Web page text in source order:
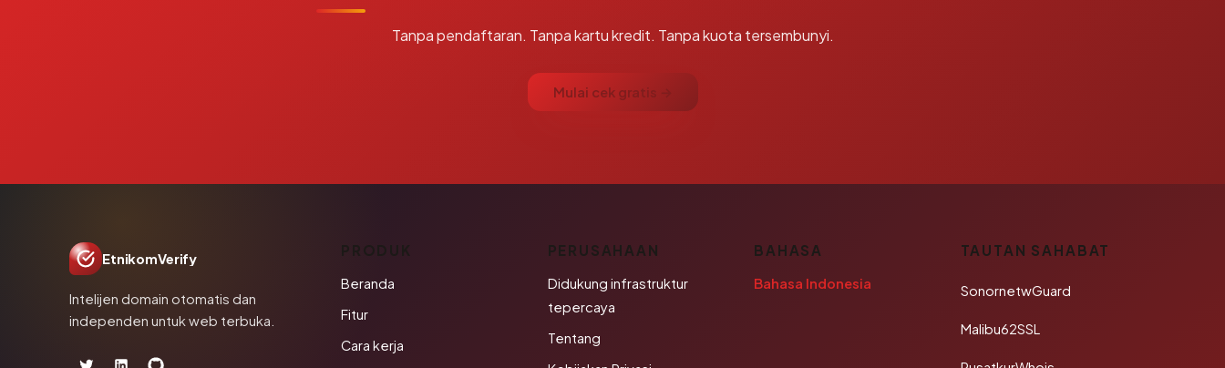
Tanpa pendaftaran. Tanpa kartu kredit. Tanpa kuota tersembunyi.
Mulai cek gratis →
EtnikomVerify
Intelijen domain otomatis dan
independen untuk web terbuka.
PRODUK
Beranda
Fitur
Cara kerja
PERUSAHAAN
Didukung infrastruktur
tepercaya
Tentang
BAHASA
Bahasa Indonesia
TAUTAN SAHABAT
SonornetwGuard
Malibu62SSL